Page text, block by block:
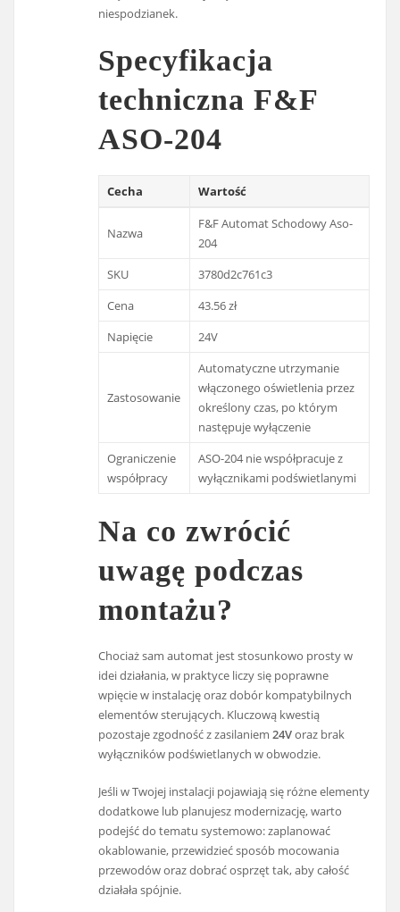
niespodzianek.
Specyfikacja
techniczna F&F
ASO-204
Cecha Wartość
Nazwa
F&F Automat Schodowy Aso-
204
SKU
3780d2c761c3
Cena
43.56 zł
Napięcie
24V
Zastosowanie
Automatyczne utrzymanie
włączonego oświetlenia przez
określony czas, po którym
następuje wyłączenie
Ograniczenie
współpracy
ASO-204 nie współpracuje z
wyłącznikami podświetlanymi
Na co zwrócić
uwagę podczas
montażu?
Chociaż sam automat jest stosunkowo prosty w
idei działania, w praktyce liczy się poprawne
wpięcie w instalację oraz dobór kompatybilnych
elementów sterujących. Kluczową kwestią
pozostaje zgodność z zasilaniem24Voraz brak
wyłączników podświetlanych w obwodzie.
Jeśli w Twojej instalacji pojawiają się różne elementy
dodatkowe lub planujesz modernizację, warto
podejść do tematu systemowo: zaplanować
okablowanie, przewidzieć sposób mocowania
przewodów oraz dobrać osprzęt tak, aby całość
działała spójnie.